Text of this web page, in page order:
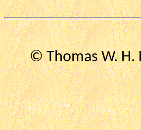
© Thomas W. H.